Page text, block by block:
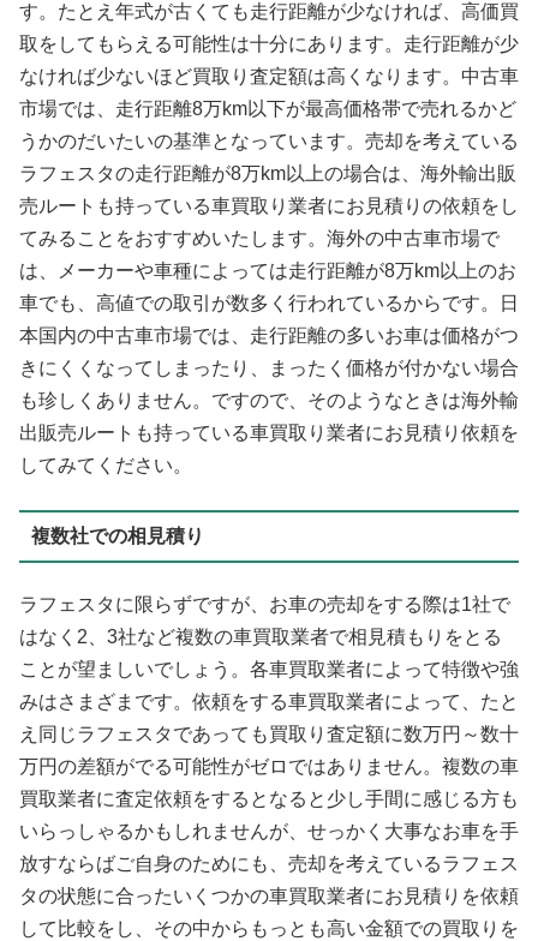
す。たとえ年式が古くても走行距離が少なければ、高価買
取をしてもらえる可能性は十分にあります。走行距離が少
なければ少ないほど買取り査定額は高くなります。中古車
市場では、走行距離8万km以下が最高価格帯で売れるかど
うかのだいたいの基準となっています。売却を考えている
ラフェスタの走行距離が8万km以上の場合は、海外輸出販
売ルートも持っている車買取り業者にお見積りの依頼をし
てみることをおすすめいたします。海外の中古車市場で
は、メーカーや車種によっては走行距離が8万km以上のお
車でも、高値での取引が数多く行われているからです。日
本国内の中古車市場では、走行距離の多いお車は価格がつ
きにくくなってしまったり、まったく価格が付かない場合
も珍しくありません。ですので、そのようなときは海外輸
出販売ルートも持っている車買取り業者にお見積り依頼を
してみてください。
複数社での相見積り
ラフェスタに限らずですが、お車の売却をする際は1社で
はなく2、3社など複数の車買取業者で相見積もりをとる
ことが望ましいでしょう。各車買取業者によって特徴や強
みはさまざまです。依頼をする車買取業者によって、たと
え同じラフェスタであっても買取り査定額に数万円～数十
万円の差額がでる可能性がゼロではありません。複数の車
買取業者に査定依頼をするとなると少し手間に感じる方も
いらっしゃるかもしれませんが、せっかく大事なお車を手
放すならばご自身のためにも、売却を考えているラフェス
タの状態に合ったいくつかの車買取業者にお見積りを依頼
して比較をし、その中からもっとも高い金額での買取りを